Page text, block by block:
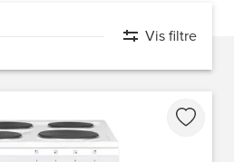
Vis filtre